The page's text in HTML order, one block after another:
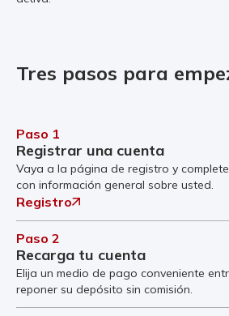
Tres pasos para
Paso 1
Registrar una cuenta
Vaya a la página de registro y
con información general sobre usted.
Registro
Paso 2
Recarga tu cuenta
Elija un medio de pago conveniente
reponer su depósito sin comisión.